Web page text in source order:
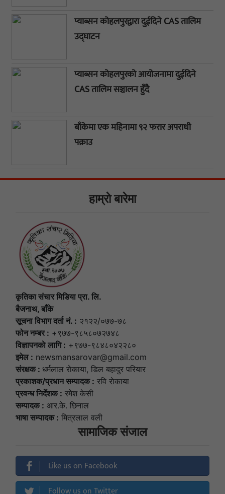
प्याब्सन कोहलपुरद्वारा दुईदिने CAS तालिम
उद्घाटन
प्याब्सन कोहलपुरको आयोजनामा दुईदिने
CAS तालिम सञ्चालन हुँदै
बाँकेमा एक महिनामा ९२ फरार अपराधी
पक्राउ
हाम्राे बारेमा
कृतिका संचार मिडिया प्रा. लि.
बैजनाथ, बाँके
सूचना विभाग दर्ता नं. : २१२२/०७७-७८
फोन नम्बर : +९७७-९८५८०७२७४८
विज्ञापनकाे लागि : +९७७-९८४८०४२२८०
इमेल : newsmansarovar@gmail.com
संरक्षक : धर्मलाल राेकाया, डिल बहादुर परियार
प्रकाशक/प्रधान सम्पादक : रवि राेकाया
प्रवन्ध निर्देशक : रमेश केसी
सम्पादक : आर.के. छिनाल
भाषा सम्पादक : मित्रलाल वली
सामाजिक संजाल
Like us on Facebook
Follow us on Twitter